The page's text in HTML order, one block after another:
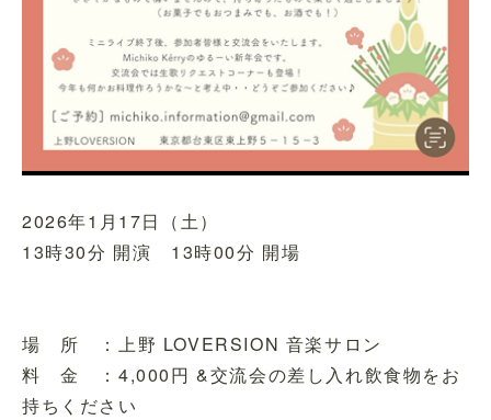
2026年1月17日（土）
13時30分 開演 13時00分 開場
場 所 ：上野 LOVERSION 音楽サロン
料 金 ：4,000円 &交流会の差し入れ飲食物をお
持ちください